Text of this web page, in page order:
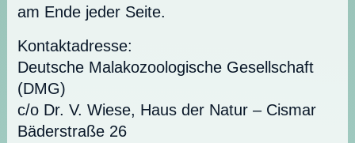
am Ende jeder Seite.
Kontaktadresse:
Deutsche Malakozoologische Gesellschaft
(DMG)
c/o Dr. V. Wiese, Haus der Natur – Cismar
Bäderstraße 26